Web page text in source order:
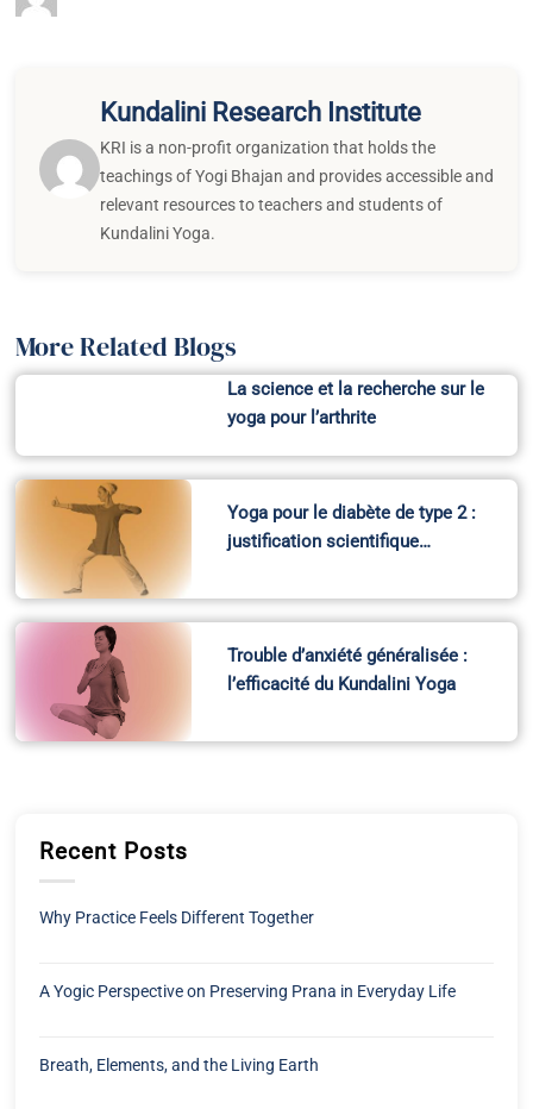
Kundalini Research Institute
KRI is a non-profit organization that holds the
teachings of Yogi Bhajan and provides accessible and
relevant resources to teachers and students of
Kundalini Yoga.
More Related Blogs
La science et la recherche sur le
yoga pour l’arthrite
Yoga pour le diabète de type 2 :
justification scientifique…
Trouble d’anxiété généralisée :
l’efficacité du Kundalini Yoga
Recent Posts
Why Practice Feels Different Together
A Yogic Perspective on Preserving Prana in Everyday Life
Breath, Elements, and the Living Earth